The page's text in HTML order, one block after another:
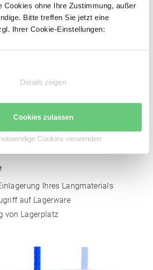
Cookies ohne Ihre Zustimmung, außer
Bitte treffen Sie jetzt eine
Ihrer Cookie-Einstellungen:
Details zeigen
Cookies zulassen
Cookies verwenden
Fußlagerung.
Traglasten gelten für gleichmäßig
mm
Ihres Langmaterials
auf Lagerware
von Lagerplatz